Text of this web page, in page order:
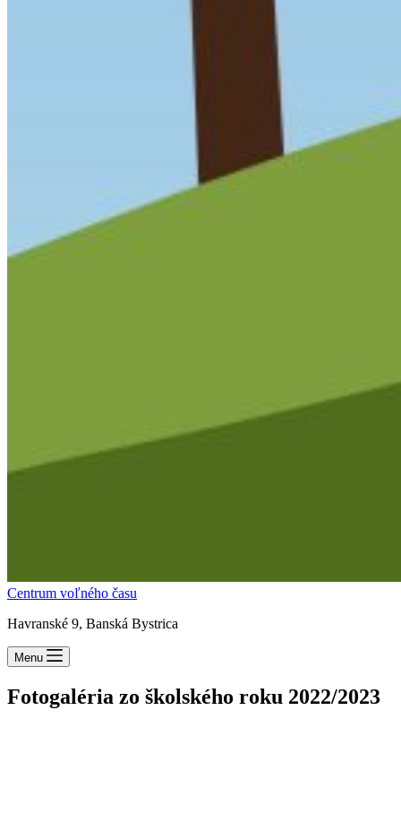
Centrum voľného času
Havranské 9, Banská Bystrica
Menu
Fotogaléria zo školského roku 2022/2023